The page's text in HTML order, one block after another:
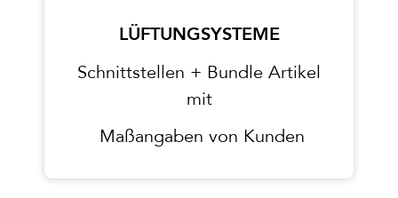
LÜFTUNGSYSTEME
Schnittstellen + Bundle Artikel
mit
Maßangaben von Kunden